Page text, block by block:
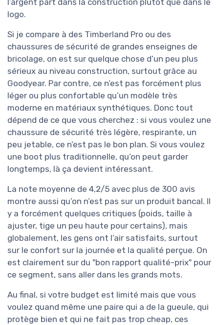
l’argent part dans la construction plutôt que dans le
logo.
Si je compare à des Timberland Pro ou des
chaussures de sécurité de grandes enseignes de
bricolage, on est sur quelque chose d’un peu plus
sérieux au niveau construction, surtout grâce au
Goodyear. Par contre, ce n’est pas forcément plus
léger ou plus confortable qu’un modèle très
moderne en matériaux synthétiques. Donc tout
dépend de ce que vous cherchez : si vous voulez une
chaussure de sécurité très légère, respirante, un
peu jetable, ce n’est pas le bon plan. Si vous voulez
une boot plus traditionnelle, qu’on peut garder
longtemps, là ça devient intéressant.
La note moyenne de 4,2/5 avec plus de 300 avis
montre aussi qu’on n’est pas sur un produit bancal. Il
y a forcément quelques critiques (poids, taille à
ajuster, tige un peu haute pour certains), mais
globalement, les gens ont l’air satisfaits, surtout
sur le confort sur la journée et la qualité perçue. On
est clairement sur du "bon rapport qualité-prix" pour
ce segment, sans aller dans les grands mots.
Au final, si votre budget est limité mais que vous
voulez quand même une paire qui a de la gueule, qui
protège bien et qui ne fait pas trop cheap, ces